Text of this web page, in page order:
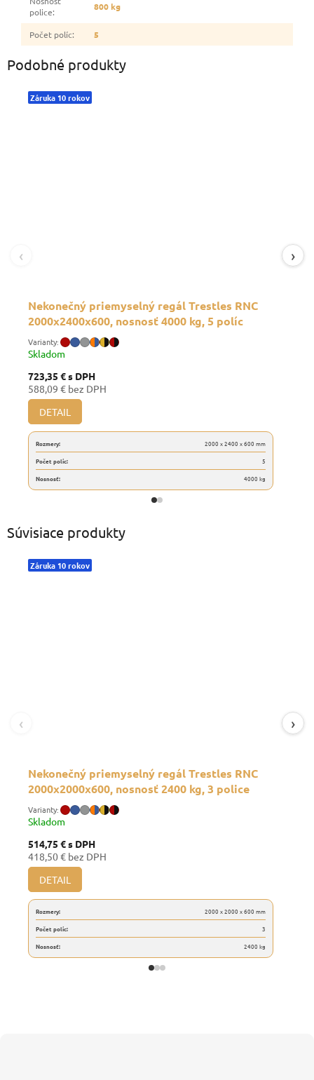
police: 800 kg
Počet políc: 5
Podobné produkty
Záruka 10 rokov
Nekonečný priemyselný regál Trestles RNC
2000x2400x600, nosnosť 4000 kg, 5 políc
Skladom
723,35 €s DPH
588,09 € bez DPH
DETAIL
Rozmery:
2000 x 2400 x 600 mm
Počet políc:
5
Nosnosť:
4000 kg
‹ ›
Súvisiace produkty
Záruka 10 rokov
Nekonečný priemyselný regál Trestles RNC
2000x2000x600, nosnosť 2400 kg, 3 police
Skladom
514,75 €s DPH
418,50 € bez DPH
DETAIL
Rozmery:
2000 x 2000 x 600 mm
Počet políc:
3
Nosnosť:
2400 kg
‹ ›